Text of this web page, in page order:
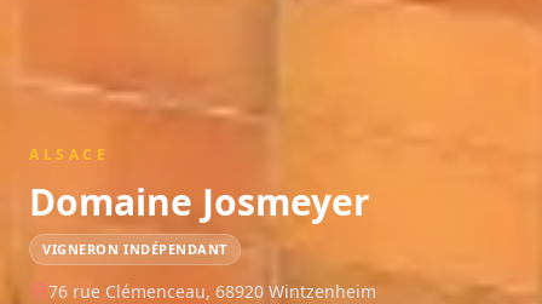
ALSACE
Domaine Josmeyer
VIGNERON INDÉPENDANT
76 rue Clémenceau, 68920 Wintzenheim